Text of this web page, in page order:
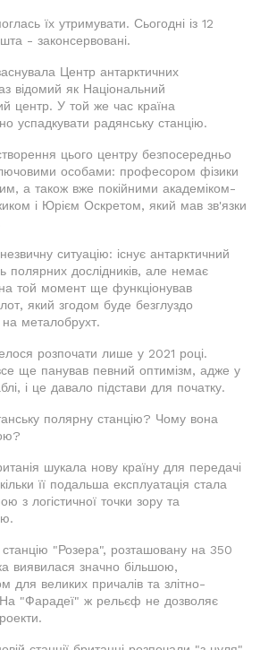
їх утримувати. Сьогодні із 12
- законсервовані.
Центр антарктичних
відомий як Національний
центр. У той же час країна
успадкувати радянську станцію.
цього центру безпосередньо
особами: професором фізики
а також вже покійними академіком-
і Юрієм Оскретом, який мав зв'язки
ситуацію: існує антарктичний
полярних дослідників, але немає
той момент ще функціонував
який згодом буде безглуздо
металобрухт.
розпочати лише у 2021 році.
ще панував певний оптимізм, адже у
і це давало підстави для початку.
полярну станцію? Чому вона
шукала нову країну для передачі
її подальша експлуатація стала
з логістичної точки зору та
"Розера", розташовану на 350
виявилася значно більшою,
для великих причалів та злітно-
"Фарадеї" ж рельєф не дозволяє